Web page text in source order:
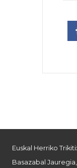
Euskal Herriko
Basazabal